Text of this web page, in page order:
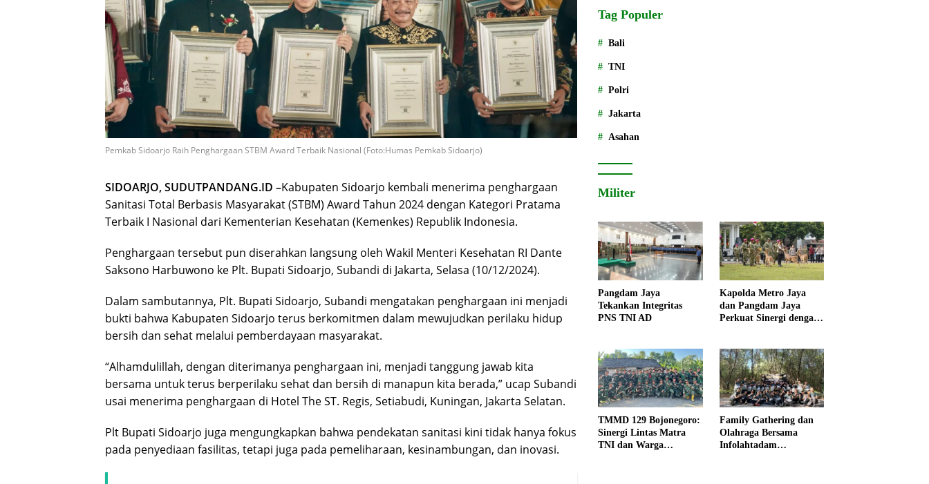
Pemkab Sidoarjo Raih Penghargaan STBM Award Terbaik Nasional (Foto:Humas Pemkab Sidoarjo)
SIDOARJO, SUDUTPANDANG.ID –Kabupaten Sidoarjo kembali menerima penghargaan
Sanitasi Total Berbasis Masyarakat (STBM) Award Tahun 2024 dengan Kategori Pratama
Terbaik I Nasional dari Kementerian Kesehatan (Kemenkes) Republik Indonesia.
Penghargaan tersebut pun diserahkan langsung oleh Wakil Menteri Kesehatan RI Dante
Saksono Harbuwono ke Plt. Bupati Sidoarjo, Subandi di Jakarta, Selasa (10/12/2024).
Dalam sambutannya, Plt. Bupati Sidoarjo, Subandi mengatakan penghargaan ini menjadi
bukti bahwa Kabupaten Sidoarjo terus berkomitmen dalam mewujudkan perilaku hidup
bersih dan sehat melalui pemberdayaan masyarakat.
“Alhamdulillah, dengan diterimanya penghargaan ini, menjadi tanggung jawab kita
bersama untuk terus berperilaku sehat dan bersih di manapun kita berada,” ucap Subandi
usai menerima penghargaan di Hotel The ST. Regis, Setiabudi, Kuningan, Jakarta Selatan.
Plt Bupati Sidoarjo juga mengungkapkan bahwa pendekatan sanitasi kini tidak hanya fokus
pada penyediaan fasilitas, tetapi juga pada pemeliharaan, kesinambungan, dan inovasi.
Tag Populer
Bali
TNI
Polri
Jakarta
Asahan
Militer
Pangdam Jaya
Tekankan Integritas
PNS TNI AD
Kapolda Metro Jaya
dan Pangdam Jaya
Perkuat Sinergi dengan
TMMD 129 Bojonegoro:
Sinergi Lintas Matra
TNI dan Warga
Family Gathering dan
Olahraga Bersama
Infolahtadam